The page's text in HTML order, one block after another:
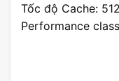
Tốc độ Cache:
Performance